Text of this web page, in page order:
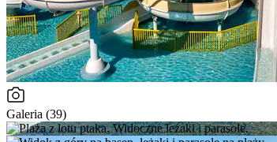
Galeria (39)